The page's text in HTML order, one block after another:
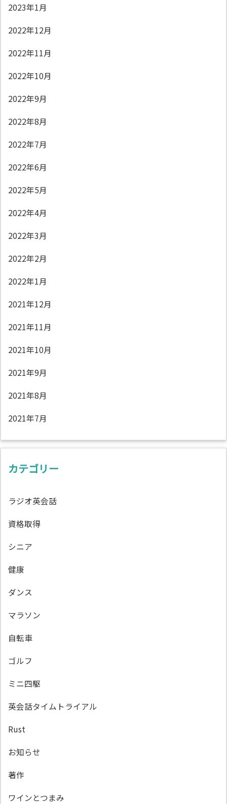
2023年1月
2022年12月
2022年11月
2022年10月
2022年9月
2022年8月
2022年7月
2022年6月
2022年5月
2022年4月
2022年3月
2022年2月
2022年1月
2021年12月
2021年11月
2021年10月
2021年9月
2021年8月
2021年7月
カテゴリー
ラジオ英会話
資格取得
シニア
健康
ダンス
マラソン
自転車
ゴルフ
ミニ四駆
英会話タイムトライアル
Rust
お知らせ
著作
ワインとつまみ